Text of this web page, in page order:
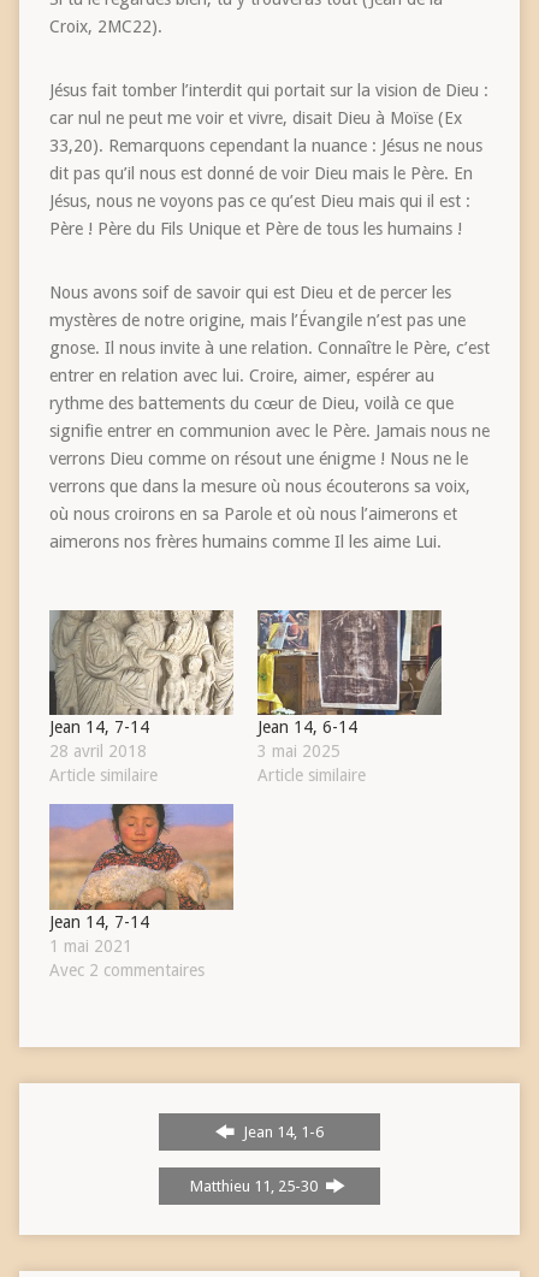
Croix, 2MC22).
Jésus fait tomber l’interdit qui portait sur la vision de Dieu :
car nul ne peut me voir et vivre, disait Dieu à Moïse (Ex
33,20). Remarquons cependant la nuance : Jésus ne nous
dit pas qu’il nous est donné de voir Dieu mais le Père. En
Jésus, nous ne voyons pas ce qu’est Dieu mais qui il est :
Père ! Père du Fils Unique et Père de tous les humains !
Nous avons soif de savoir qui est Dieu et de percer les
mystères de notre origine, mais l’Évangile n’est pas une
gnose. Il nous invite à une relation. Connaître le Père, c’est
entrer en relation avec lui. Croire, aimer, espérer au
rythme des battements du cœur de Dieu, voilà ce que
signifie entrer en communion avec le Père. Jamais nous ne
verrons Dieu comme on résout une énigme ! Nous ne le
verrons que dans la mesure où nous écouterons sa voix,
où nous croirons en sa Parole et où nous l’aimerons et
aimerons nos frères humains comme Il les aime Lui.
Jean 14, 7-14
28 avril 2018
Article similaire
Jean 14, 6-14
3 mai 2025
Article similaire
Jean 14, 7-14
1 mai 2021
Avec 2 commentaires
Jean 14, 1-6
Matthieu 11, 25-30